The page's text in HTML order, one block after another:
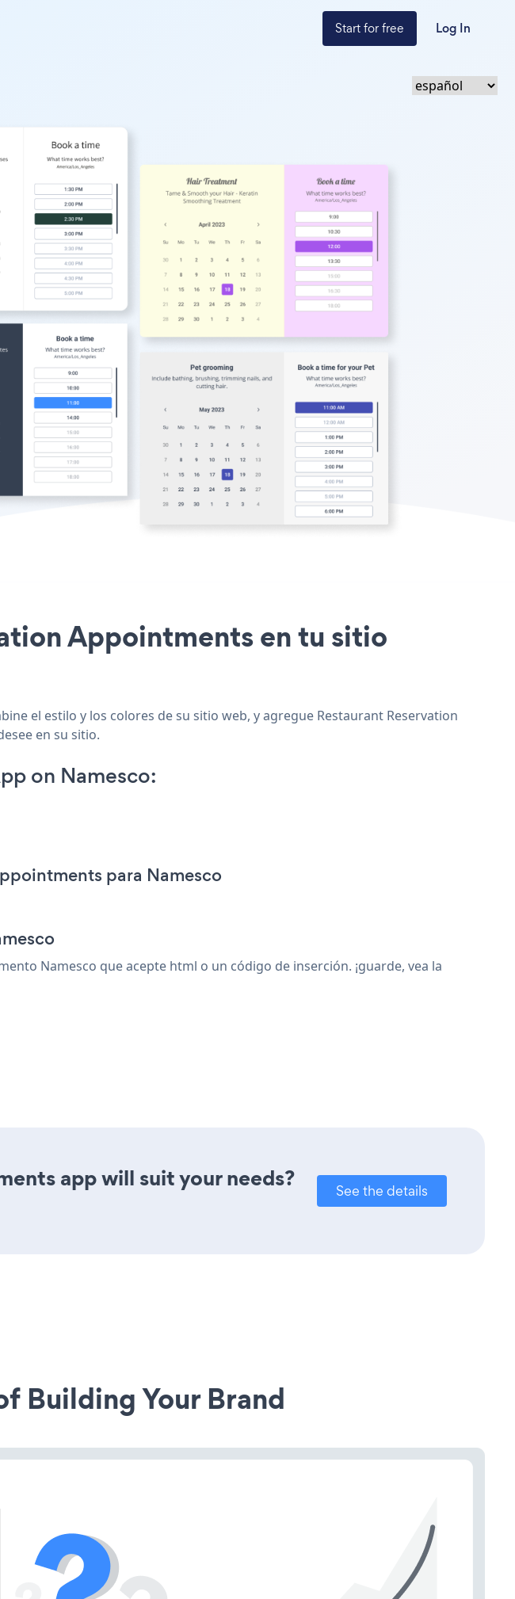
Start for free Log In
Appointments en tu sitio
el estilo y los colores de su sitio web, y agregue Restaurant Reservation
en su sitio.
on Namesco:
para Namesco
Namesco que acepte html o un código de inserción. ¡guarde, vea la
app will suit your needs?
See the details
Building Your Brand